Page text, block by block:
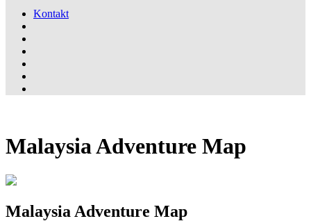
Kontakt
Malaysia Adventure Map
Malaysia Adventure Map